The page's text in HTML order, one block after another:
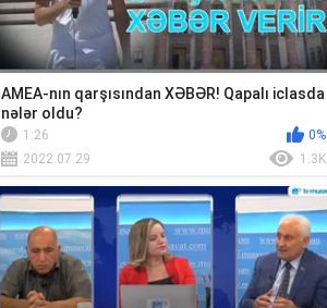
AMEA-nın qarşısından XƏBƏR! Qapalı iclasda
nələr oldu?
1:26
0%
2022.07.29
1.3K